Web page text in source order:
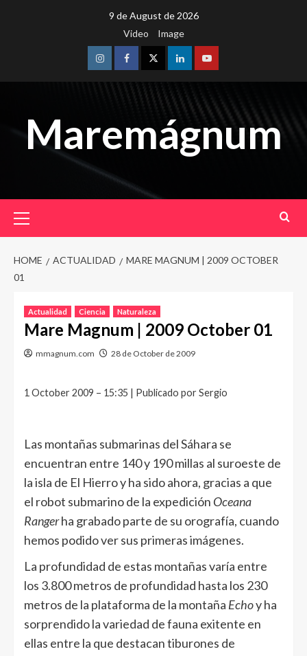
9 de August de 2026
Video
Image
InstagramFacebookTwitterLinkedinYoutube
Maremágnum
Menu
HOME ACTUALIDAD
MARE MAGNUM | 2009 OCTOBER
01
Actualidad Ciencia Naturaleza
Mare Magnum | 2009 October 01
mmagnum.com 28 de October de 2009
1 October 2009 – 15:35 | Publicado por Sergio
Las montañas submarinas del Sáhara se
encuentran entre 140 y 190 millas al suroeste de
la isla de El Hierro y ha sido ahora, gracias a que
el robot submarino de la expedición Oceana
Rangerha grabado parte de su orografía, cuando
hemos podido ver sus primeras imágenes.
La profundidad de estas montañas varía entre
los 3.800 metros de profundidad hasta los 230
metros de la plataforma de la montaña Echoy ha
sorprendido la variedad de fauna exitente en
ellas entre la que destacan tiburones de